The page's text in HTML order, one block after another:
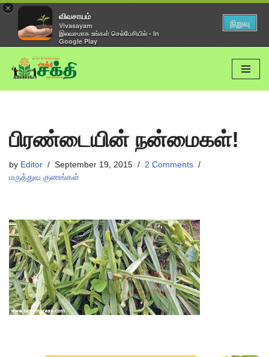
×
விவசாயம்
Vivasayam
இலவசமாக உங்கள் செல்பேசியில் - In
Google Play
நிறுவு
Skip
to
பிரண்டையின் நன்மைகள்!
by Editor September 19, 2015
2 Comments
மருத்துவ குணங்கள்